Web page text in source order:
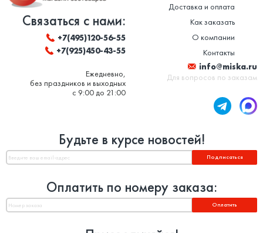
Связаться с нами:
+7(495)120-56-55
+7(925)450-43-55
Ежедневно,
без праздников и выходных
с 9:00 до 21:00
Доставка и оплата
Как заказать
О компании
Контакты
info@miska.ru
Для вопросов по заказам
Будьте в курсе новостей!
Подписаться
Оплатить по номеру заказа:
Оплатить